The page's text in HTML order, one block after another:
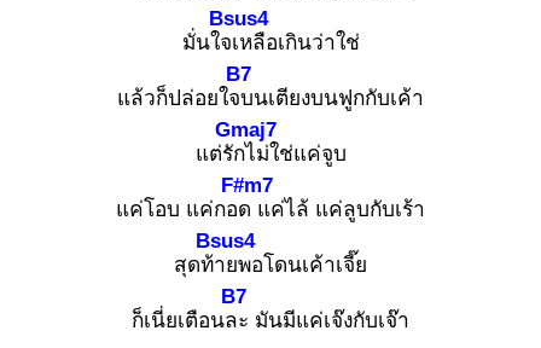
มั่นใจเ
Bsus4
หลือเกินว่าใช่
แล้วก็ปล่อยใจบ
B7
นเตียงบนฟูกกับเค้า
แต่รัก
Gmaj7
ไม่ใช่แค่จูบ
แค่โอบ แค่กอด
F#m7
แค่ไล้ แค่ลูบกับเร้า
สุดท้า
Bsus4
ยพอโดนเค้าเจี๊ย
ก็เนี่ยเตือนละ
B7
มันมีแค่เจ๊งกับเจ๊า